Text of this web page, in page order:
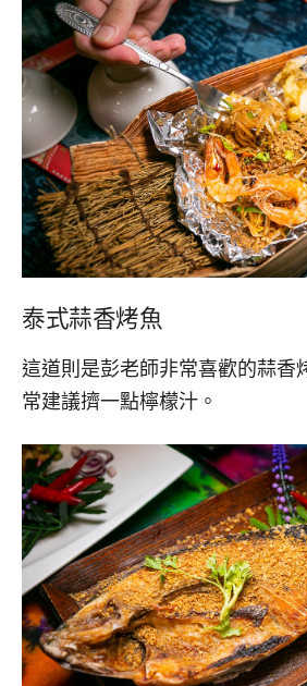
泰式蒜香烤魚
這道則是彭老師非常喜歡的蒜香
常建議擠一點檸檬汁。